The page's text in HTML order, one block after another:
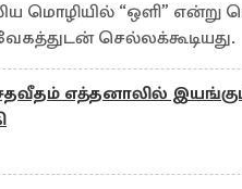
மொழியில் “ஒளி” என்று
செல்லக்கூடியது.
எத்தனாலில்